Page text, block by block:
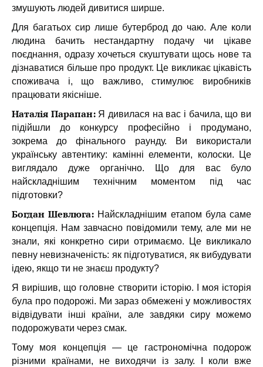
змушують людей дивитися ширше.
Для багатьох сир лише бутерброд до чаю. Але коли
людина бачить нестандартну подачу чи цікаве
поєднання, одразу хочеться скуштувати щось нове та
дізнаватися більше про продукт. Це викликає цікавість
споживача і, що важливо, стимулює виробників
працювати якісніше.
Наталія Парапан:Я дивилася на вас і бачила, що ви
підійшли до конкурсу професійно і продумано,
зокрема до фінального раунду. Ви використали
українську автентику: камінні елементи, колоски. Це
виглядало дуже органічно. Що для вас було
найскладнішим технічним моментом під час
підготовки?
Богдан Шевлюга: Найскладнішим етапом була саме
концепція. Нам завчасно повідомили тему, але ми не
знали, які конкретно сири отримаємо. Це викликало
певну невизначеність: як підготуватися, як вибудувати
ідею, якщо ти не знаєш продукту?
Я вирішив, що головне створити історію. І моя історія
була про подорожі. Ми зараз обмежені у можливостях
відвідувати інші країни, але завдяки сиру можемо
подорожувати через смак.
Тому моя концепція — це гастрономічна подорож
різними країнами, не виходячи із залу. І коли вже